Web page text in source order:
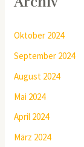
Oktober 2024
September 2024
August 2024
Mai 2024
April 2024
März 2024